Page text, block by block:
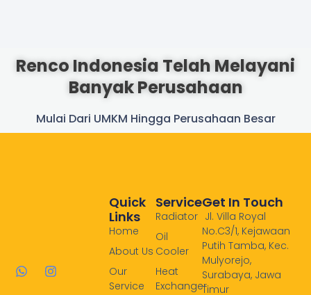
Renco Indonesia Telah Melayani
Banyak Perusahaan
Mulai Dari UMKM Hingga Perusahaan Besar
W
I
Service
Radiator
Oil
Cooler
Heat
Exchanger
Quick
Links
Home
About Us
Our
Service
Get In Touch
Jl. Villa Royal
No.C3/1, Kejawaan
Putih Tamba, Kec.
Mulyorejo,
Surabaya, Jawa
Timur